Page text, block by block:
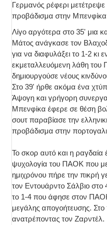
Γερμανός ρέφερι
προβάδισμα στην
Λίγο αργότερα στο 35' μια
Μάτος ανάγκασε τον
για να διαφυλάξει το 1-2 κι
εκμεταλλευόμενη λάθη
δημιουργούσε νέους
Στο 39' ήρθε ακόμα ένα
Άψογη και γρήγορη
Μπενφίκα έφερε σε θέση
σουτ παραβίασε την
προβάδισμα στην
Το σκορ αυτό και η
ψυχολογία του ΠΑΟΚ που με
ημιχρόνου πήρε την πικρή
τον Εντουάρντο Σάλβιο στο
το 1-4 που άφησε στον
μεγάλης απογοήτευσης.
ανατρέποντας τον